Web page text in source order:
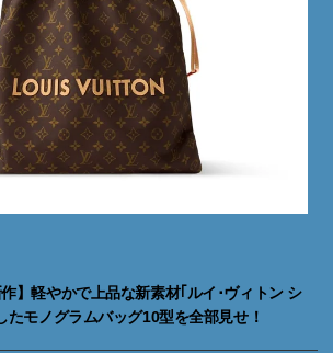
作】軽やかで上品な新素材｢ルイ･ヴィトン シ
たモノグラムバッグ10型を全部見せ！